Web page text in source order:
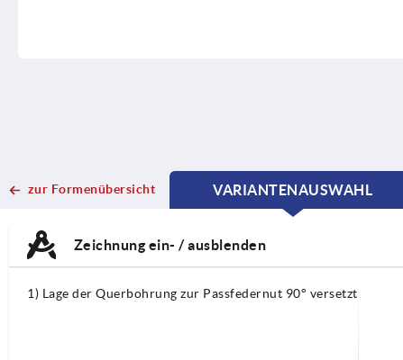
zur Formenübersicht
VARIANTENAUSWAHL
CURRENT
CURRENT
Zeichnung ein- / ausblenden
1) Lage der Querbohrung zur Passfedernut 90° versetzt